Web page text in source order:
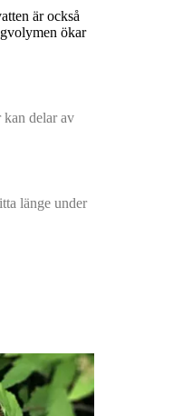
är också
ökar
delar av
länge under